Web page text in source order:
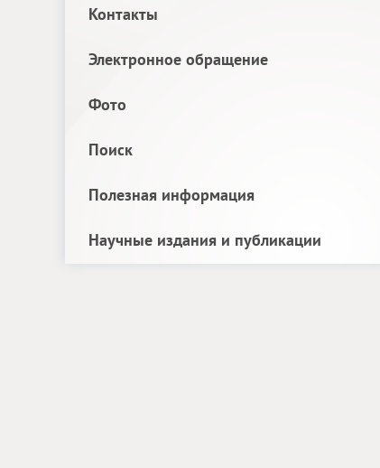
Контакты
Электронное обращение
Фото
Поиск
Полезная информация
Научные издания и публикации